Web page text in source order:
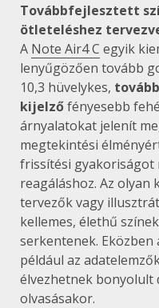
Továbbfejlesztett
ötleteléshez
A Note Air4 C egyik
lenyűgözően tovább
10,3 hüvelykes,
kijelzőfényesebb
árnyalatokat jelenít
megtekintési
frissítési gyakoriságot
reagáláshoz. Az olyan
tervezők vagy
kellemes, élethű
serkentenek.
például az
élvezhetnek
olvasásakor.